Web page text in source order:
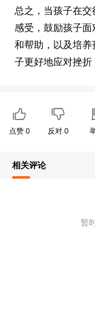
总之，当孩子在
感受，鼓励孩子
和帮助，以及培
子更好地应对挫折
点赞 0 反对 0
相关评论
暂